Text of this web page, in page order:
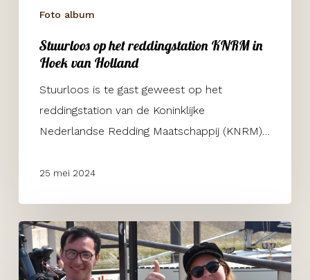
Holland
Foto album
Stuurloos op het reddingstation KNRM in
Hoek van Holland
Stuurloos is te gast geweest op het
reddingstation van de Koninklijke
Nederlandse Redding Maatschappij (KNRM)…
25 mei 2024
Blankenberge
Havenfestival